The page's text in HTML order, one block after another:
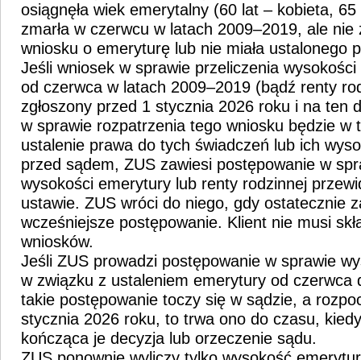
osiągnęła wiek emerytalny (60 lat – kobieta,
zmarła w czerwcu w latach 2009–2019, ale nie
wniosku o emeryturę lub nie miała ustalonego
Jeśli wniosek w sprawie przeliczenia
od czerwca w latach 2009–2019 (bądź renty
zgłoszony przed 1 stycznia 2026 roku i na ten
w sprawie rozpatrzenia tego wniosku będzie w
ustalenie prawa do tych świadczeń lub ich
przed sądem, ZUS zawiesi postępowanie w
wysokości emerytury lub renty rodzinnej
ustawie. ZUS wróci do niego, gdy ostatecznie
wcześniejsze postępowanie. Klient nie musi
wniosków.
Jeśli ZUS prowadzi postępowanie w sprawie
w związku z ustaleniem emerytury od czerwca
takie postępowanie toczy się w sądzie, a
stycznia 2026 roku, to trwa ono do czasu,
kończąca je decyzja lub orzeczenie sądu.